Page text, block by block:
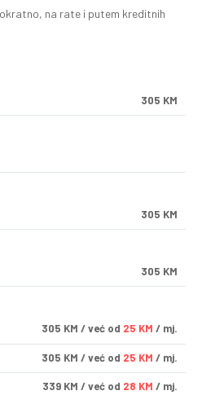
na rate i putem kreditnih
305 KM
305 KM
305 KM
305 KM / već od 25 KM / mj.
305 KM / već od 25 KM / mj.
339 KM / već od 28 KM / mj.